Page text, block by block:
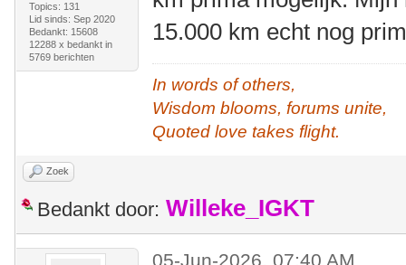
Topics: 131
Lid sinds: Sep 2020
Bedankt: 15608
12288 x bedankt in
5769 berichten
15.000 km echt nog
In words of others,
Wisdom blooms, forums unite,
Quoted love takes flight.
Zoek
Bedankt door: Willeke_IGKT
05-Jun-2026, 07:40 AM